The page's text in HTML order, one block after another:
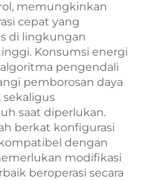
memungkinkan
cepat yang
di lingkungan
Konsumsi energi
pengendali
pemborosan daya
sekaligus
saat diperlukan.
berkat konfigurasi
dengan
modifikasi
beroperasi secara